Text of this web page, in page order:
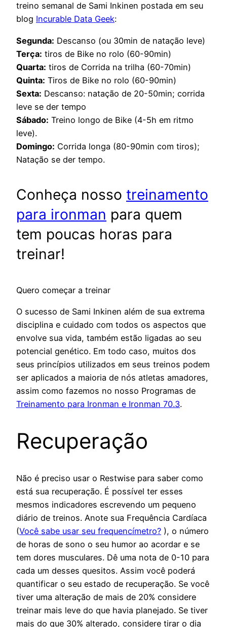
treino semanal de Sami Inkinen postada em seu
blog Incurable Data Geek:
Segunda: Descanso (ou 30min de natação leve)
Terça: tiros de Bike no rolo (60-90min)
Quarta: tiros de Corrida na trilha (60-70min)
Quinta: Tiros de Bike no rolo (60-90min)
Sexta: Descanso: natação de 20-50min; corrida
leve se der tempo
Sábado: Treino longo de Bike (4-5h em ritmo
leve).
Domingo: Corrida longa (80-90min com tiros);
Natação se der tempo.
Conheça nosso treinamento
para ironman para quem
tem poucas horas para
treinar!
Quero começar a treinar
O sucesso de Sami Inkinen além de sua extrema
disciplina e cuidado com todos os aspectos que
envolve sua vida, também estão ligadas ao seu
potencial genético. Em todo caso, muitos dos
seus princípios utilizados em seus treinos podem
ser aplicados a maioria de nós atletas amadores,
assim como fazemos no nosso Programas de
Treinamento para Ironman e Ironman 70.3.
Recuperação
Não é preciso usar o Restwise para saber como
está sua recuperação. É possível ter esses
mesmos indicadores escrevendo um pequeno
diário de treinos. Anote sua Frequência Cardíaca
(Você sabe usar seu frequencímetro? ), o número
de horas de sono o seu humor ao acordar e se
tem dores musculares. Dê uma nota de 0-10 para
cada um desses quesitos. Assim você poderá
quantificar o seu estado de recuperação. Se você
tiver uma alteração de mais de 20% considere
treinar mais leve do que havia planejado. Se tiver
mais do que 30% alterado, considere tirar o dia